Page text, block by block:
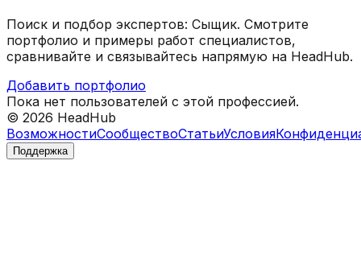
Поиск и подбор экспертов: Сыщик. Смотрите
портфолио и примеры работ специалистов,
сравнивайте и связывайтесь напрямую на HeadHub.
Добавить портфолио
Пока нет пользователей с этой профессией.
© 2026 HeadHub
ВозможностиСообществоСтатьиУсловия
Поддержка